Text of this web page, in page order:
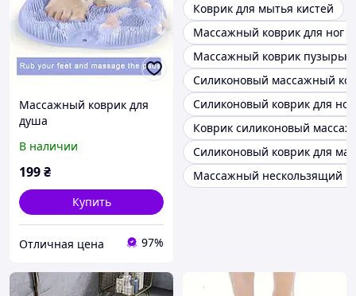
Массажный коврик для
душа
В наличии
199₴
Купить
Отличная цена 97%
Коврик для мытья кистей
Массажный коврик для ног
Массажный коврик
Силиконовый массажный
Силиконовый коврик для ног
Коврик силиконовый
Силиконовый коврик для
Массажный нескользящий